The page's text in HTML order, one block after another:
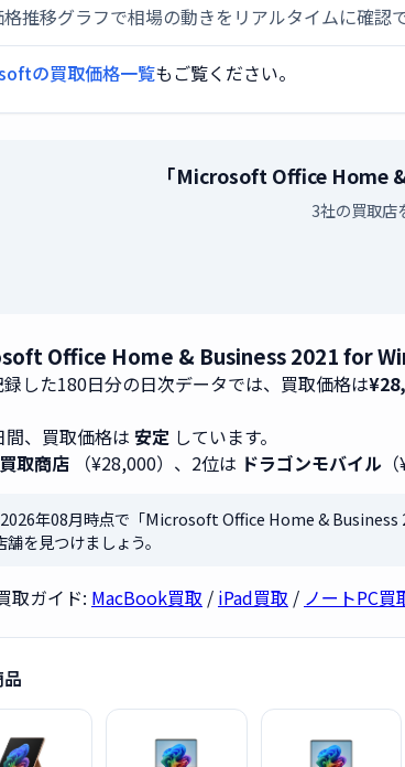
推移グラフで相場の動きをリアルタイムに確認で
の買取価格一覧もご覧ください。
「Microsoft Office Home
3社の買取店
Office Home & Business 2021 for
録した180日分の日次データでは、買取価格は
、買取価格は 安定 しています。
買取商店 （¥28,000）、2位は ドラゴンモバイル
2026年08月時点で「Microsoft Office Home &
を見つけましょう。
取ガイド: MacBook買取 / iPad買取 / ノートPC買